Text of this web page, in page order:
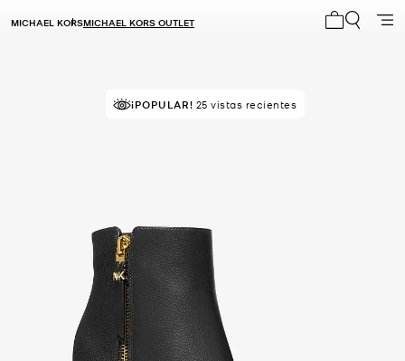
MICHAEL KORSMICHAEL KORS OUTLET
¡POPULAR! 25 vistas recientes